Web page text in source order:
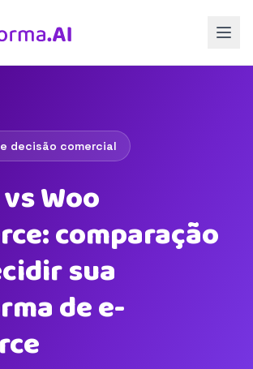
decisão comercial
Woo
comparação
sua
de e-